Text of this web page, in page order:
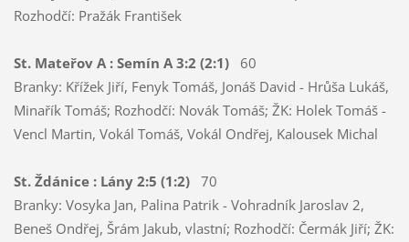
Rozhodčí: Pražák František
St. Mateřov A : Semín A 3:2 (2:1)60
Branky: Křížek Jiří, Fenyk Tomáš, Jonáš David - Hrůša Lukáš,
Minařík Tomáš; Rozhodčí: Novák Tomáš; ŽK: Holek Tomáš -
Vencl Martin, Vokál Tomáš, Vokál Ondřej, Kalousek Michal
St. Ždánice : Lány 2:5 (1:2) 70
Branky: Vosyka Jan, Palina Patrik - Vohradník Jaroslav 2,
Beneš Ondřej, Šrám Jakub, vlastní; Rozhodčí: Čermák Jiří; ŽK: